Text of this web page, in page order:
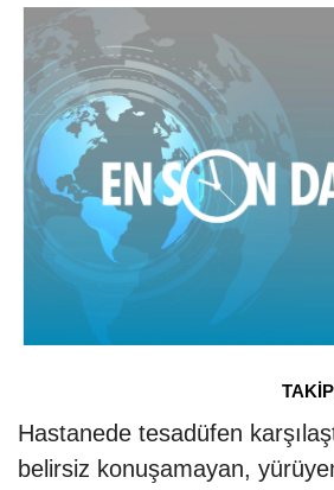
Hastanede tesadüfen
belirsiz konuşamayan,